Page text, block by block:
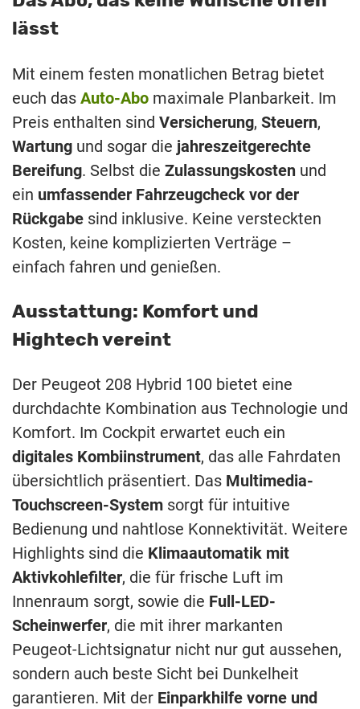
lässt
Mit einem festen monatlichen Betrag bietet
euch das Auto-Abo maximale Planbarkeit. Im
Preis enthalten sind Versicherung, Steuern,
Wartung und sogar die jahreszeitgerechte
Bereifung. Selbst die Zulassungskosten und
ein umfassender Fahrzeugcheck vor der
Rückgabe sind inklusive. Keine versteckten
Kosten, keine komplizierten Verträge –
einfach fahren und genießen.
Ausstattung: Komfort und
Hightech vereint
Der Peugeot 208 Hybrid 100 bietet eine
durchdachte Kombination aus Technologie und
Komfort. Im Cockpit erwartet euch ein
digitales Kombiinstrument, das alle Fahrdaten
übersichtlich präsentiert. Das Multimedia-
Touchscreen-System sorgt für intuitive
Bedienung und nahtlose Konnektivität. Weitere
Highlights sind die Klimaautomatik mit
Aktivkohlefilter, die für frische Luft im
Innenraum sorgt, sowie die Full-LED-
Scheinwerfer, die mit ihrer markanten
Peugeot-Lichtsignatur nicht nur gut aussehen,
sondern auch beste Sicht bei Dunkelheit
garantieren. Mit der Einparkhilfe vorne und